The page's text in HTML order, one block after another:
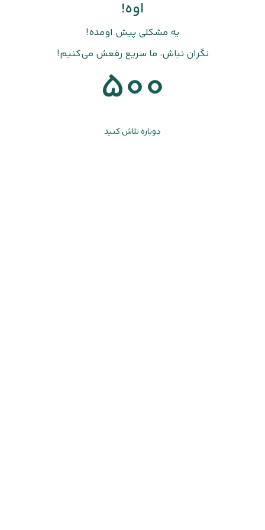
اوه!
یه مشکلی پیش اومده!
نگران نباش، ما سریع رفعش می‌کنیم!
500
دوباره تلاش کنید